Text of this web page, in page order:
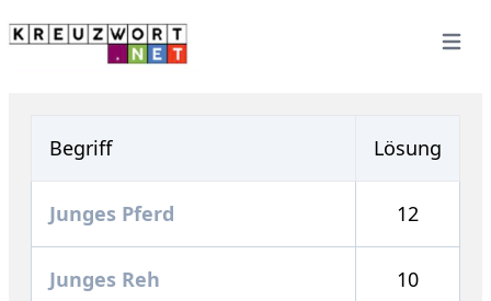
Open
Begriff Lösung
Junges Pferd 12
Junges Reh 10